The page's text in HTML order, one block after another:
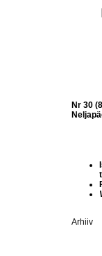
Nr 30
Arhiiv